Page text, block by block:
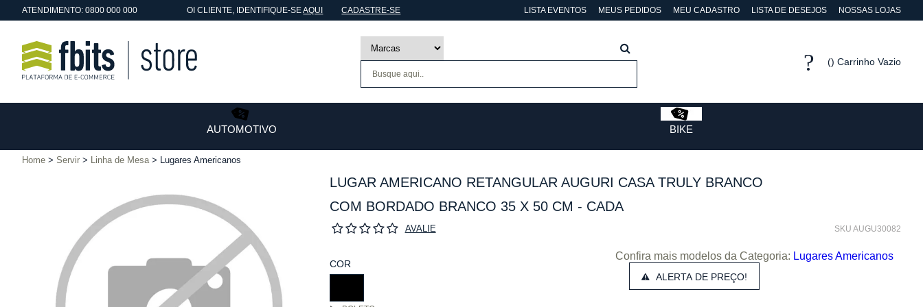
ATENDIMENTO: 0800 000 000 OICLIENTE, IDENTIFIQUE-SEAQUI CADASTRE-SE LISTA EVENTOS MEUS PEDIDOS MEU CADASTRO LISTA DE DESEJOS NOSSAS LOJAS
Carrinho Vazio
AUTOMOTIVO BIKE
Home Servir Linha de Mesa Lugares Americanos
LUGAR AMERICANO RETANGULAR AUGURI CASA TRULY BRANCO
COM BORDADO BRANCO 35 X 50 CM - CADA
SKU AUGU30082
AVALIE
COR
Confira mais modelos da Categoria: Lugares Americanos
ALERTA DE PREÇO!